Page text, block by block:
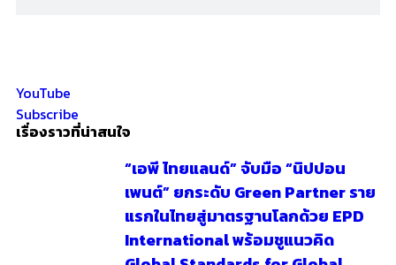
YouTube
Subscribe
เรื่องราวที่น่าสนใจ
“เอพี ไทยแลนด์” จับมือ “นิปปอน
เพนต์” ยกระดับ Green Partner ราย
แรกในไทยสู่มาตรฐานโลกด้วย EPD
International พร้อมชูแนวคิด